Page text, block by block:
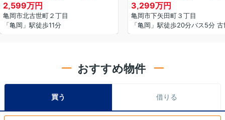
2,599万円
亀岡市北古世町２丁目
「亀岡」駅徒歩11分
3,299万円
亀岡市下矢田町３丁目
おすすめ物件
買う 借りる